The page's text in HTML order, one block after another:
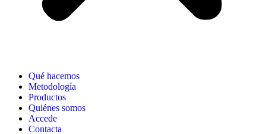
Qué hacemos
Metodología
Productos
Quiénes somos
Accede
Contacta